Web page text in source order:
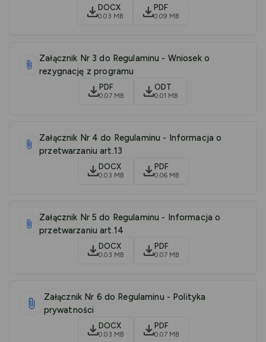
DOCX
0.03 MB
PDF
0.09 MB
Załącznik Nr 3 do Regulaminu - Wniosek o
rezygnację z programu
PDF
0.07 MB
ODT
0.01 MB
Załącznik Nr 4 do Regulaminu - Informacja o
przetwarzaniu art.13
DOCX
0.03 MB
PDF
0.06 MB
Załącznik Nr 5 do Regulaminu - Informacja o
przetwarzaniu art.14
DOCX
0.03 MB
PDF
0.07 MB
Załącznik Nr 6 do Regulaminu - Polityka
prywatności
DOCX
0.03 MB
PDF
0.07 MB